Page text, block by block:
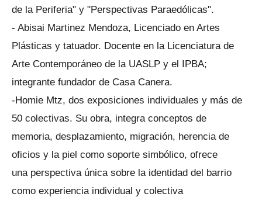
de la Periferia" y "Perspectivas Paraedólicas".
- Abisai Martinez Mendoza, Licenciado en Artes
Plásticas y tatuador. Docente en la Licenciatura de
Arte Contemporáneo de la UASLP y el IPBA;
integrante fundador de Casa Canera.
-Homie Mtz, dos exposiciones individuales y más de
50 colectivas. Su obra, integra conceptos de
memoria, desplazamiento, migración, herencia de
oficios y la piel como soporte simbólico, ofrece
una perspectiva única sobre la identidad del barrio
como experiencia individual y colectiva